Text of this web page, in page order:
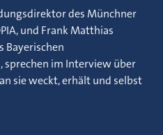
des Münchner
und Frank Matthias
Bayerischen
sprechen im Interview über
sie weckt, erhält und selbst